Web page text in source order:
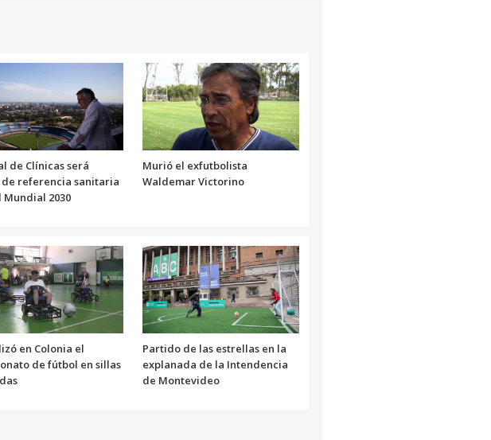
de Clínicas será
referencia sanitaria
Mundial 2030
Murió el exfutbolista
Waldemar Victorino
en Colonia el
de fútbol en sillas
Partido de las estrellas en la
explanada de la Intendencia
de Montevideo